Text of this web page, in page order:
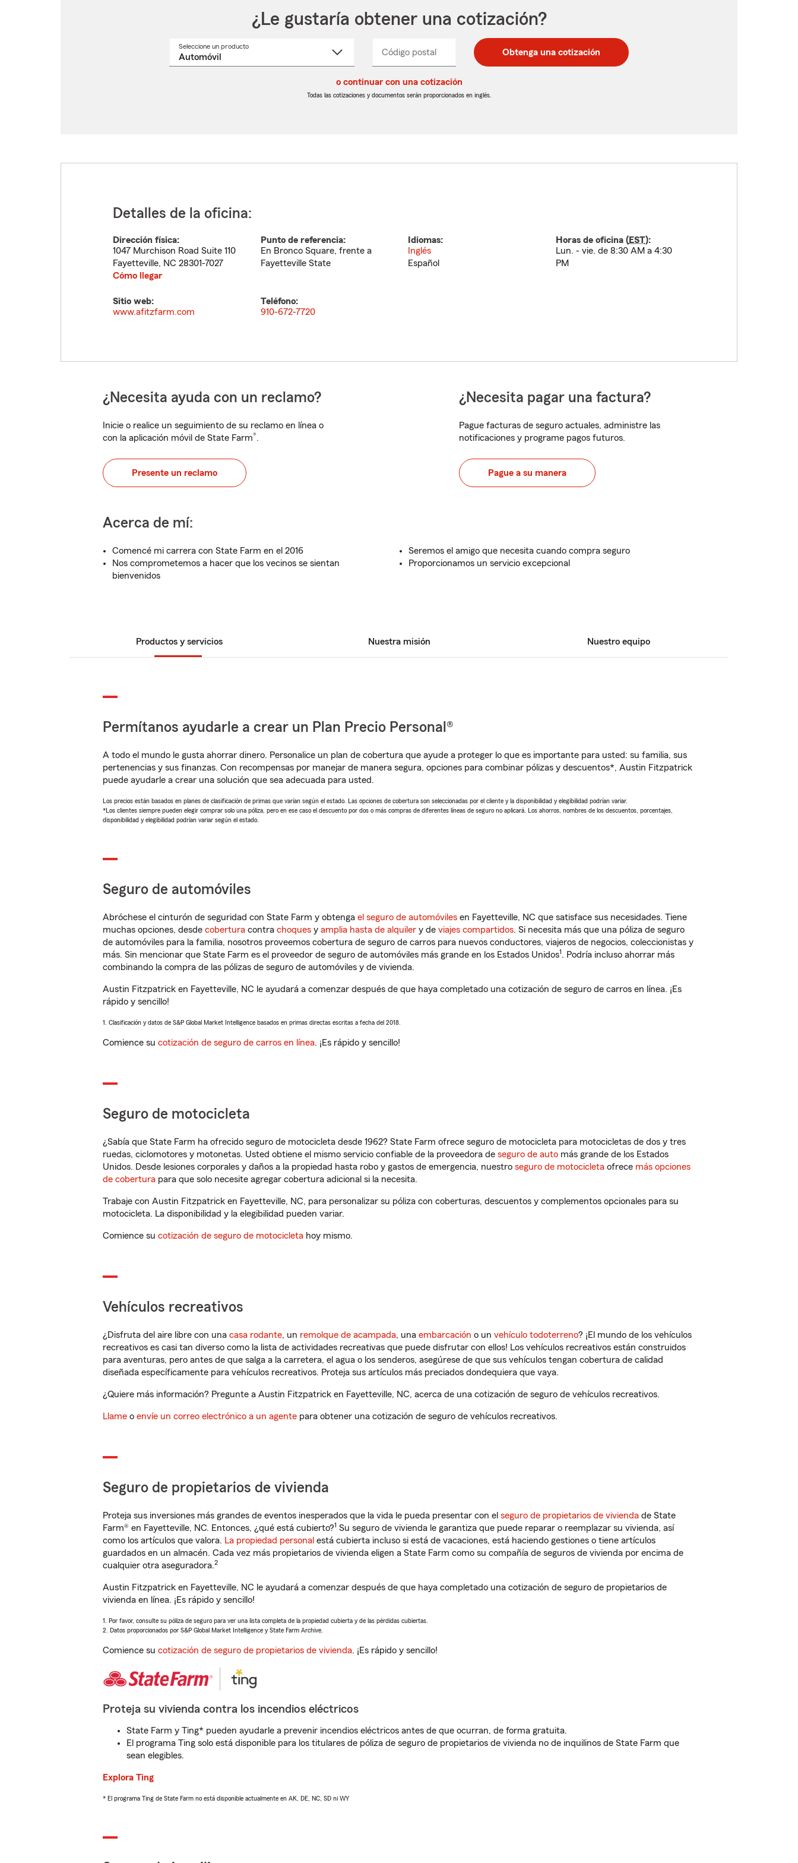
¿Le gustaría obtener una cotización?
Seleccione un productoSeleccione
Código postal
postal
de
postal
de
_____ Obtenga una cotización
o continuar con una cotización
Todas las cotizaciones y documentos serán proporcionados en inglés.
Detalles de la oficina:
Dirección física:
1047 Murchison Road Suite 110
Fayetteville, NC 28301-7027
Cómo llegar
Punto de referencia:
En Bronco Square, frente a
Fayetteville State
Idiomas:
Inglés
Español
Horas de oficina (EST):
Lun. - vie. de 8:30 AM a 4:30
PM
Sitio web:
www.afitzfarm.com
Teléfono:
910-672-7720
¿Necesita ayuda con un reclamo?
Inicie o realice un seguimiento de su reclamo en línea o
con la aplicación móvil de State Farm®.
Presente un reclamo
¿Necesita pagar una factura?
Pague facturas de seguro actuales, administre las
notificaciones y programe pagos futuros.
Pague a su manera
Acerca de mí:
Comencé mi carrera con State Farm en el 2016
Nos comprometemos a hacer que los vecinos se sientan
bienvenidos
Seremos el amigo que necesita cuando compra seguro
Proporcionamos un servicio excepcional
Productos y servicios Nuestra misión Nuestro equipo
Permítanos ayudarle a crear un Plan Precio Personal®
A todo el mundo le gusta ahorrar dinero. Personalice un plan de cobertura que ayude a proteger lo que es importante para usted: su familia, sus
pertenencias y sus finanzas. Con recompensas por manejar de manera segura, opciones para combinar pólizas y descuentos*, Austin Fitzpatrick
puede ayudarle a crear una solución que sea adecuada para usted.
Los precios están basados en planes de clasificación de primas que varían según el estado. Las opciones de cobertura son seleccionadas por el cliente y la disponibilidad y elegibilidad podrían variar.
*Los clientes siempre pueden elegir comprar solo una póliza, pero en ese caso el descuento por dos o más compras de diferentes líneas de seguro no aplicará. Los ahorros, nombres de los descuentos, porcentajes,
disponibilidad y elegibilidad podrían variar según el estado.
Seguro de automóviles
Abróchese el cinturón de seguridad con State Farm y obtenga el seguro de automóviles en Fayetteville, NC que satisface sus necesidades. Tiene
muchas opciones, desde cobertura contra choques y amplia hasta de alquiler y de viajes compartidos. Si necesita más que una póliza de seguro
de automóviles para la familia, nosotros proveemos cobertura de seguro de carros para nuevos conductores, viajeros de negocios, coleccionistas y
más. Sin mencionar que State Farm es el proveedor de seguro de automóviles más grande en los Estados Unidos1. Podría incluso ahorrar más
combinando la compra de las pólizas de seguro de automóviles y de vivienda.
Austin Fitzpatrick en Fayetteville, NC le ayudará a comenzar después de que haya completado una cotización de seguro de carros en línea. ¡Es
rápido y sencillo!
1. Clasificación y datos de S&P Global Market Intelligence basados en primas directas escritas a fecha del 2018.
Comience su cotización de seguro de carros en línea. ¡Es rápido y sencillo!
Seguro de motocicleta
¿Sabía que State Farm ha ofrecido seguro de motocicleta desde 1962? State Farm ofrece seguro de motocicleta para motocicletas de dos y tres
ruedas, ciclomotores y motonetas. Usted obtiene el mismo servicio confiable de la proveedora de seguro de auto más grande de los Estados
Unidos. Desde lesiones corporales y daños a la propiedad hasta robo y gastos de emergencia, nuestro seguro de motocicleta ofrece más opciones
de cobertura para que solo necesite agregar cobertura adicional si la necesita.
Trabaje con Austin Fitzpatrick en Fayetteville, NC, para personalizar su póliza con coberturas, descuentos y complementos opcionales para su
motocicleta. La disponibilidad y la elegibilidad pueden variar.
Comience su cotización de seguro de motocicleta hoy mismo.
Vehículos recreativos
¿Disfruta del aire libre con una casa rodante, un remolque de acampada, una embarcación o un vehículo todoterreno? ¡El mundo de los vehículos
recreativos es casi tan diverso como la lista de actividades recreativas que puede disfrutar con ellos! Los vehículos recreativos están construidos
para aventuras, pero antes de que salga a la carretera, el agua o los senderos, asegúrese de que sus vehículos tengan cobertura de calidad
diseñada específicamente para vehículos recreativos. Proteja sus artículos más preciados dondequiera que vaya.
¿Quiere más información? Pregunte a Austin Fitzpatrick en Fayetteville, NC, acerca de una cotización de seguro de vehículos recreativos.
Llame o envíe un correo electrónico a un agente para obtener una cotización de seguro de vehículos recreativos.
Seguro de propietarios de vivienda
Proteja sus inversiones más grandes de eventos inesperados que la vida le pueda presentar con el seguro de propietarios de vivienda de State
Farm® en Fayetteville, NC. Entonces, ¿qué está cubierto?1 Su seguro de vivienda le garantiza que puede reparar o reemplazar su vivienda, así
como los artículos que valora. La propiedad personal está cubierta incluso si está de vacaciones, está haciendo gestiones o tiene artículos
guardados en un almacén. Cada vez más propietarios de vivienda eligen a State Farm como su compañía de seguros de vivienda por encima de
cualquier otra aseguradora.2
Austin Fitzpatrick en Fayetteville, NC le ayudará a comenzar después de que haya completado una cotización de seguro de propietarios de
vivienda en línea. ¡Es rápido y sencillo!
1. Por favor, consulte su póliza de seguro para ver una lista completa de la propiedad cubierta y de las pérdidas cubiertas.
2. Datos proporcionados por S&P Global Market Intelligence y State Farm Archive.
Comience su cotización de seguro de propietarios de vivienda. ¡Es rápido y sencillo!
Proteja su vivienda contra los incendios eléctricos
State Farm y Ting* pueden ayudarle a prevenir incendios eléctricos antes de que ocurran, de forma gratuita.
El programa Ting solo está disponible para los titulares de póliza de seguro de propietarios de vivienda no de inquilinos de State Farm que
sean elegibles.
Explora Ting
* El programa Ting de State Farm no está disponible actualmente en AK, DE, NC, SD ni WY